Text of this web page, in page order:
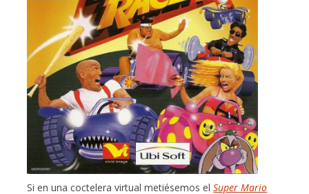
Si en una coctelera virtual metiésemos elSuper Mario